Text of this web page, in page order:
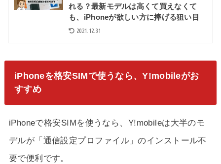
れる？最新モデルは高くて買えなくて
も、iPhoneが欲しい方に捧げる狙い目
2021.12.31
iPhoneを格安SIMで使うなら、Y!mobileがお
すすめ
iPhoneで格安SIMを使うなら、Y!mobileは大半のモ
デルが「通信設定プロファイル」のインストール不
要で便利です。